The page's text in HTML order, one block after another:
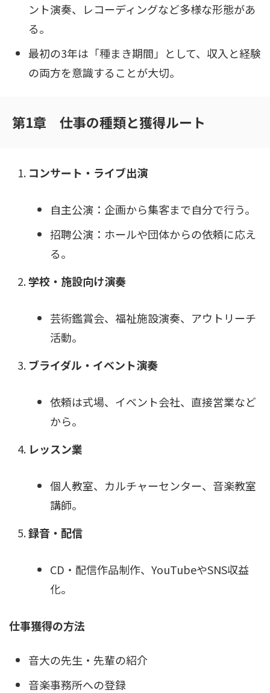
ント演奏、レコーディングなど多様な形態があ
る。
最初の3年は「種まき期間」として、収入と経験
の両方を意識することが大切。
第1章 仕事の種類と獲得ルート
コンサート・ライブ出演
自主公演：企画から集客まで自分で行う。
招聘公演：ホールや団体からの依頼に応え
る。
学校・施設向け演奏
芸術鑑賞会、福祉施設演奏、アウトリーチ
活動。
ブライダル・イベント演奏
依頼は式場、イベント会社、直接営業など
から。
レッスン業
個人教室、カルチャーセンター、音楽教室
講師。
録音・配信
CD・配信作品制作、YouTubeやSNS収益
化。
仕事獲得の方法
音大の先生・先輩の紹介
音楽事務所への登録